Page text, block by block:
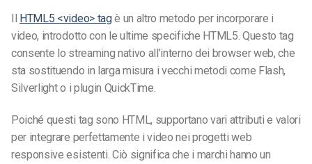
Il HTML5 <video> tagè un altro metodo per incorporare i
video, introdotto con le ultime specifiche HTML5. Questo tag
consente lo streaming nativo all’interno dei browser web, che
sta sostituendo in larga misura i vecchi metodi come Flash,
Silverlight o i plugin QuickTime.
Poiché questi tag sono HTML, supportano vari attributi e valori
per integrare perfettamente i video nei progetti web
responsive esistenti. Ciò significa che i marchi hanno un